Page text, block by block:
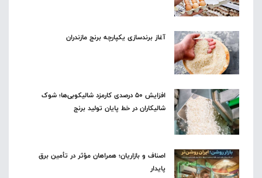
آغاز برندسازی یکپارچه برنج مازندران
افزایش ۵۰ درصدی کارمزد شالیکوبی‌ها؛ شوک
شالیکاران در خط پایان تولید برنج
اصناف و بازاریان؛ همراهان مؤثر در تأمین برق
پایدار